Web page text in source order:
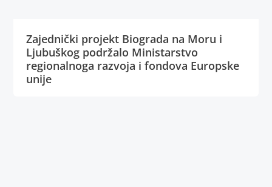
Zajednički projekt Biograda na Moru i
Ljubuškog podržalo Ministarstvo
regionalnoga razvoja i fondova Europske
unije